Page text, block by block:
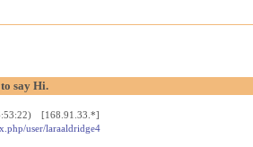
say Hi.
[168.91.33.*]
user/laraaldridge4